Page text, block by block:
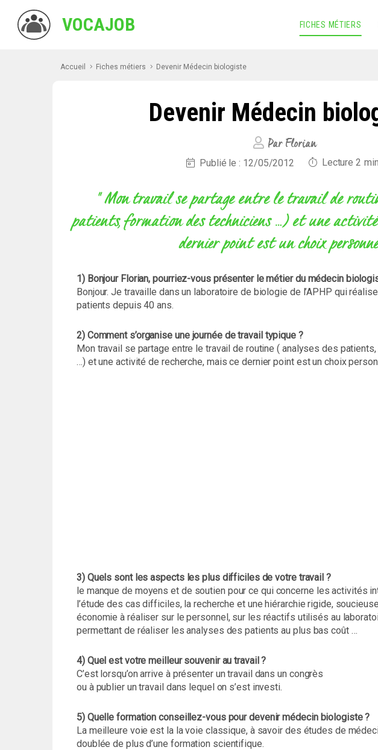
VOCAJOB FICHES MÉTIERS
Accueil Fiches métiers Devenir Médecin biologiste
Devenir Médecin
Par Florian
Publié le : 12/05/2012 Lecture2 min
" Mon travail se partage entre le travail de
patients, formation des techniciens …) et une activité
dernier point est un choix
1) Bonjour Florian, pourriez-vous présenter le métier du médecin
Bonjour. Je travaille dans un laboratoire de biologie de l’APHP qui
patients depuis 40 ans.
2) Comment s’organise une journée de travail typique ?
Mon travail se partage entre le travail de routine ( analyses des
…) et une activité de recherche, mais ce dernier point est un choix
3) Quels sont les aspects les plus difficiles de votre travail ?
le manque de moyens et de soutien pour ce qui concerne les activités
l’étude des cas difficiles, la recherche et une hiérarchie rigide,
économie à réaliser sur le personnel, sur les réactifs utilisés au
permettant de réaliser les analyses des patients au plus bas coût …
4) Quel est votre meilleur souvenir au travail ?
C’est lorsqu’on arrive à présenter un travail dans un congrès
ou à publier un travail dans lequel on s’est investi.
5) Quelle formation conseillez-vous pour devenir médecin biologiste ?
La meilleure voie est la la voie classique, à savoir des études de
doublée de plus d’une formation scientifique.